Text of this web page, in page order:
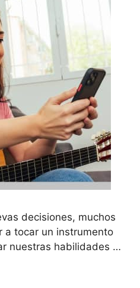
decisiones, muchos
a tocar un instrumento
nuestras habilidades …